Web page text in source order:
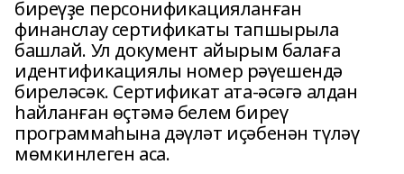
биреүҙе персонификацияланған
финанслау сертификаты тапшырыла
башлай. Ул документ айырым балаға
идентификациялы номер рәүешендә
биреләсәк. Сертификат ата-әсәгә алдан
һайланған өҫтәмә белем биреү
программаһына дәүләт иҫәбенән түләү
мөмкинлеген аса.